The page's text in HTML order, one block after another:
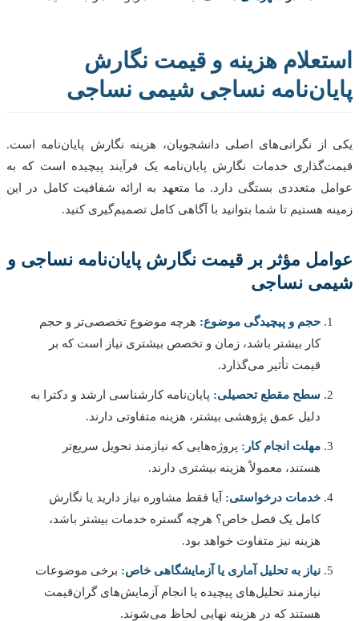
هزینه و قیمت نگارش
نساجی شیمی نساجی
از نگرانی‌های اصلی دانشجویان، هزینه نگارش پایان‌نامه است.
خدمات نگارش پایان‌نامه یک فرآیند پیچیده است که به
متعددی بستگی دارد. ما متعهد به ارائه شفافیت کامل در این
هستیم تا شما بتوانید با آگاهی کامل تصمیم‌گیری کنید.
مؤثر بر قیمت نگارش پایان‌نامه نساجی و
نساجی
حجم و پیچیدگی موضوع:هرچه موضوع تخصصی‌تر و حجم
کار بیشتر باشد، زمان و تخصص بیشتری نیاز است که بر
قیمت تأثیر می‌گذارد.
سطح مقطع تحصیلی:پایان‌نامه کارشناسی ارشد و دکترا به
دلیل عمق پژوهشی بیشتر، هزینه متفاوتی دارند.
مهلت انجام کار:پروژه‌هایی که نیازمند تحویل سریع‌تر
هستند، معمولاً هزینه بیشتری دارند.
خدمات درخواستی:آیا فقط مشاوره نیاز دارید یا نگارش
کامل یک فصل خاص؟ هرچه گستره خدمات بیشتر باشد،
هزینه نیز متفاوت خواهد بود.
نیاز به تحلیل آماری یا آزمایشگاهی خاص:برخی موضوعات
نیازمند تحلیل‌های پیچیده یا انجام آزمایش‌های گران‌قیمت
هستند که در هزینه نهایی لحاظ می‌شوند.